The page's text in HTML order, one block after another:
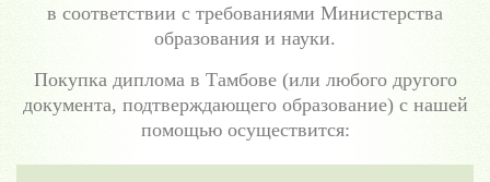
в соответствии с требованиями Министерства
образования и науки.
Покупка диплома в Тамбове (или любого другого
документа, подтверждающего образование) с нашей
помощью осуществится: